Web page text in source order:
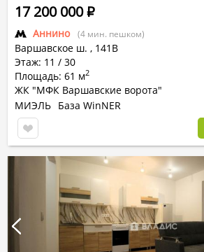
Аннино (4 мин. пешком)
Варшавское ш. , 141В
Этаж: 11 / 30
Площадь: 61 м2
ЖК "МФК Варшавские ворота"
17 200 000Р
МИЭЛЬ База WinNER